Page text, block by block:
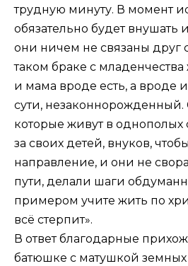
трудную минуту. В момент
обязательно будет внушать
они ничем не связаны друг
таком браке с
и мама вроде есть, а вроде
сути, незаконнорожденный.
которые живут в однополых
за своих детей, внуков,
направление, и они не
пути, делали шаги
примером учите жить по
всё стерпит».
В ответ благодарные
батюшке с матушкой земных